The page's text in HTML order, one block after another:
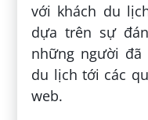
với khách du
dựa trên sự
những người đã
du lịch tới các
web.